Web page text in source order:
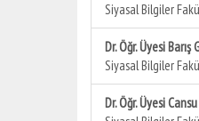
Siyasal Bilgiler
Dr. Öğr. Üyesi Barış
Siyasal Bilgiler
Dr. Öğr. Üyesi